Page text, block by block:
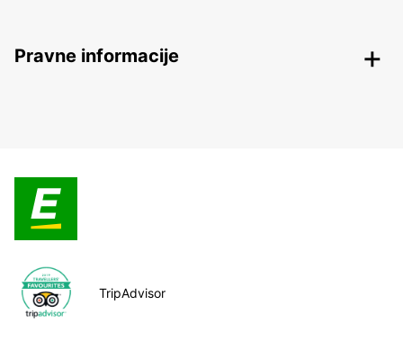
Pravne informacije
TripAdvisor